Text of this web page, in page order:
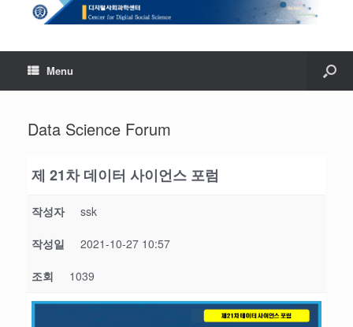
Menu
Data Science Forum
제 21차 데이터 사이언스 포럼
작성자 ssk
작성일 2021-10-27 10:57
조회 1039